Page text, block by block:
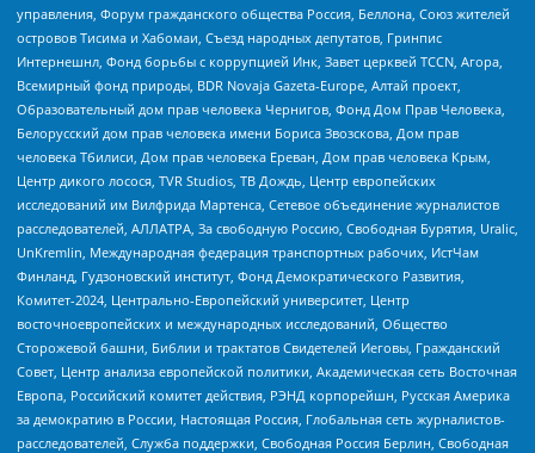
управления, Форум гражданского общества Россия, Беллона, Союз жителей
островов Тисима и Хабомаи, Съезд народных депутатов, Гринпис
Интернешнл, Фонд борьбы с коррупцией Инк, Завет церквей TCCN, Агора,
Всемирный фонд природы, BDR Novaja Gazeta-Europe, Алтай проект,
Образовательный дом прав человека Чернигов, Фонд Дом Прав Человека,
Белорусский дом прав человека имени Бориса Звозскова, Дом прав
человека Тбилиси, Дом прав человека Ереван, Дом прав человека Крым,
Центр дикого лосося, TVR Studios, ТВ Дождь, Центр европейских
исследований им Вилфрида Мартенса, Сетевое объединение журналистов
расследователей, АЛЛАТРА, За свободную Россию, Свободная Бурятия, Uralic,
UnKremlin, Международная федерация транспортных рабочих, ИстЧам
Финланд, Гудзоновский институт, Фонд Демократического Развития,
Комитет-2024, Центрально-Европейский университет, Центр
восточноевропейских и международных исследований, Общество
Сторожевой башни, Библии и трактатов Свидетелей Иеговы, Гражданский
Совет, Центр анализа европейской политики, Академическая сеть Восточная
Европа, Российский комитет действия, РЭНД корпорейшн, Русская Америка
за демократию в России, Настоящая Россия, Глобальная сеть журналистов-
расследователей, Служба поддержки, Свободная Россия Берлин, Свободная